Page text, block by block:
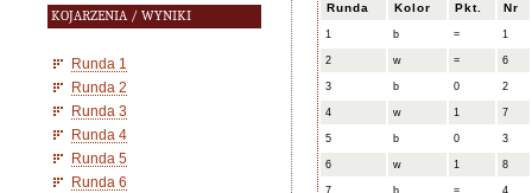
KOJARZENIA / WYNIKI
Runda 1
Runda 2
Runda 3
Runda 4
Runda 5
Runda 6
Runda Kolor Pkt. Nr
1 b = 1
2 w = 6
3 b 0 2
4 w 1 7
5 b 0 3
6 w 1 8
7 b = 4